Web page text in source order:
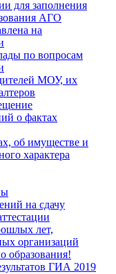
для заполнения
АГО
на
по вопросам
МОУ, их
о фактах
об имуществе и
характера
на сдачу
лет,
организаций
образования!
ГИА 2019